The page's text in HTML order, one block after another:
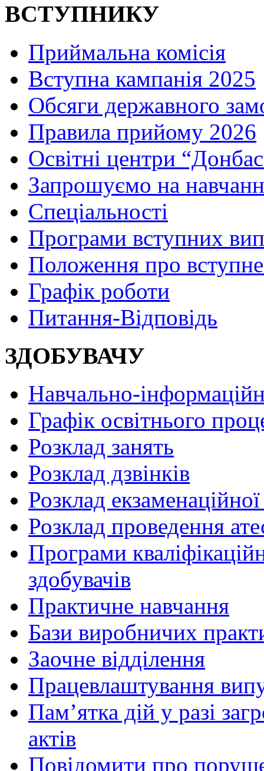
ВСТУПНИКУ
Приймальна комісія
Вступна кампанія 2025
Обсяги державного
Правила прийому 2026
Освітні центри
Запрошуємо на
Спеціальності
Програми вступних
Положення про
Графік роботи
Питання-Відповідь
ЗДОБУВАЧУ
Навчально-
Графік освітнього
Розклад занять
Розклад дзвінків
Розклад екзаменаційної
Розклад проведення
Програми
здобувачів
Практичне навчання
Бази виробничих
Заочне відділення
Працевлаштування
Пам’ятка дій у разі
актів
Повідомити про